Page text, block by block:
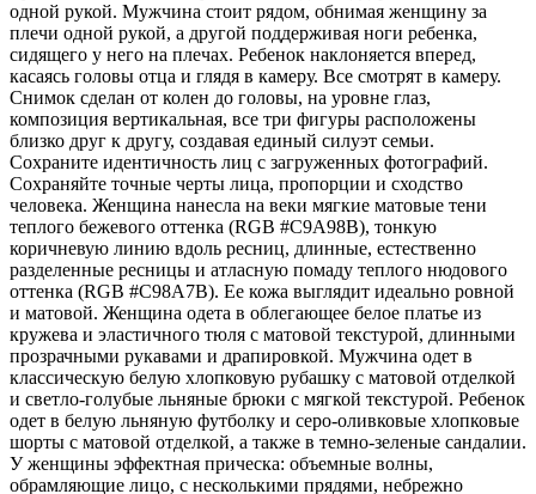
одной рукой. Мужчина стоит рядом, обнимая женщину за
плечи одной рукой, а другой поддерживая ноги ребенка,
сидящего у него на плечах. Ребенок наклоняется вперед,
касаясь головы отца и глядя в камеру. Все смотрят в камеру.
Снимок сделан от колен до головы, на уровне глаз,
композиция вертикальная, все три фигуры расположены
близко друг к другу, создавая единый силуэт семьи.
Сохраните идентичность лиц с загруженных фотографий.
Сохраняйте точные черты лица, пропорции и сходство
человека. Женщина нанесла на веки мягкие матовые тени
теплого бежевого оттенка (RGB #C9A98B), тонкую
коричневую линию вдоль ресниц, длинные, естественно
разделенные ресницы и атласную помаду теплого нюдового
оттенка (RGB #C98A7B). Ее кожа выглядит идеально ровной
и матовой. Женщина одета в облегающее белое платье из
кружева и эластичного тюля с матовой текстурой, длинными
прозрачными рукавами и драпировкой. Мужчина одет в
классическую белую хлопковую рубашку с матовой отделкой
и светло-голубые льняные брюки с мягкой текстурой. Ребенок
одет в белую льняную футболку и серо-оливковые хлопковые
шорты с матовой отделкой, а также в темно-зеленые сандалии.
У женщины эффектная прическа: объемные волны,
обрамляющие лицо, с несколькими прядями, небрежно